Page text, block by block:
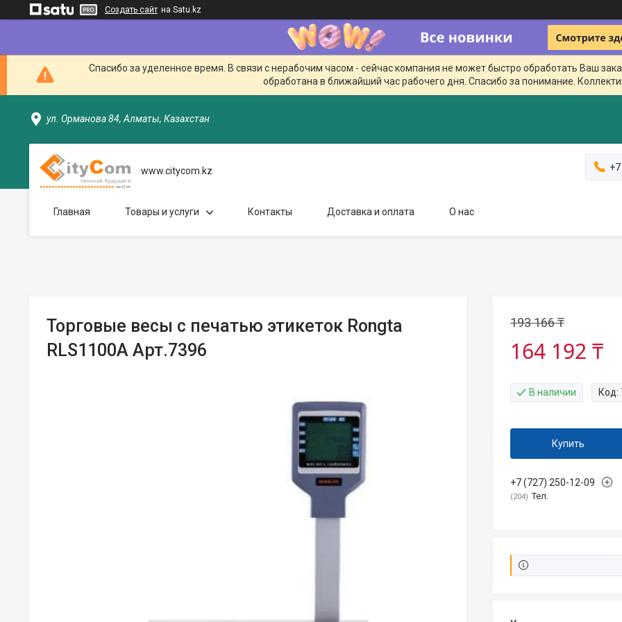
Создать сайт на Satu.kz
Спасибо за уделенное время. В связи с нерабочим часом - сейчас компания не может быстро обработать Ваш
обработана в ближайший час рабочего дня. Спасибо за понимание.
ул. Орманова 84, Алматы, Казахстан
www.citycom.kz
Главная Товары и услуги Контакты Доставка и оплата О нас
Торговые весы с печатью этикеток Rongta
RLS1100A Арт.7396
193 166 ₸
164 192 ₸
В наличии Код:
Купить
+7 (727) 250-12-09
204 Тел.